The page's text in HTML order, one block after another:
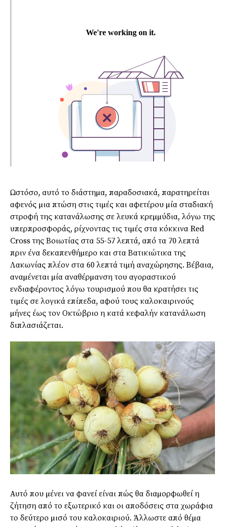
Ωστόσο, αυτό το διάστηµα, παραδοσιακά, παρατηρείται
αφενός µια πτώση στις τιµές και αφετέρου µία σταδιακή
στροφή της κατανάλωσης σε λευκά κρεµµύδια, λόγω της
υπερπροσφοράς, ρίχνοντας τις τιµές στα κόκκινα Red
Cross της Βοιωτίας στα 55-57 λεπτά, από τα 70 λεπτά
πριν ένα δεκαπενθήµερο και στα Βατικιώτικα της
Λακωνίας πλέον στα 60 λεπτά τιµή αναχώρησης. Βέβαια,
αναµένεται µία αναθέρµανση του αγοραστικού
ενδιαφέροντος λόγω τουρισµού που θα κρατήσει τις
τιµές σε λογικά επίπεδα, αφού τους καλοκαιρινούς
µήνες έως τον Οκτώβριο η κατά κεφαλήν κατανάλωση
διπλασιάζεται.
Αυτό που µένει να φανεί είναι πώς θα διαµορφωθεί η
ζήτηση από το εξωτερικό και οι αποδόσεις στα χωράφια
το δεύτερο µισό του καλοκαιριού. Άλλωστε από θέµα